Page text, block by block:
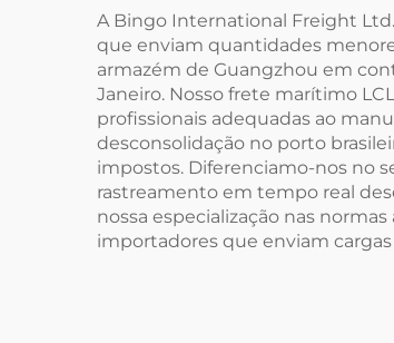
A Bingo International Freight
que enviam quantidades
armazém de Guangzhou em
Janeiro. Nosso frete marítimo
profissionais adequadas ao
desconsolidação no porto
impostos. Diferenciamo-nos no
rastreamento em tempo real
nossa especialização nas
importadores que enviam cargas